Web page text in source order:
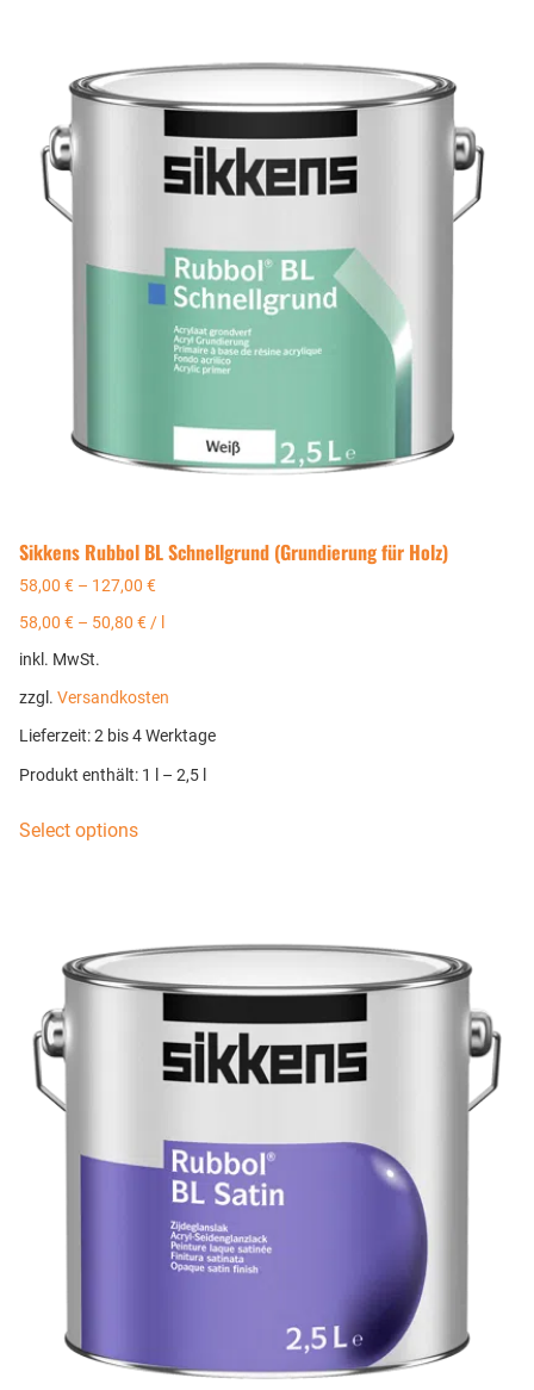
Sikkens Rubbol BL Schnellgrund (Grundierung für Holz)
58,00 € – 127,00 €
58,00 € – 50,80 € /
inkl. MwSt.
zzgl. Versandkosten
Lieferzeit:2 bis 4 Werktage
Produkt enthält: 1
– 2,5
Select options